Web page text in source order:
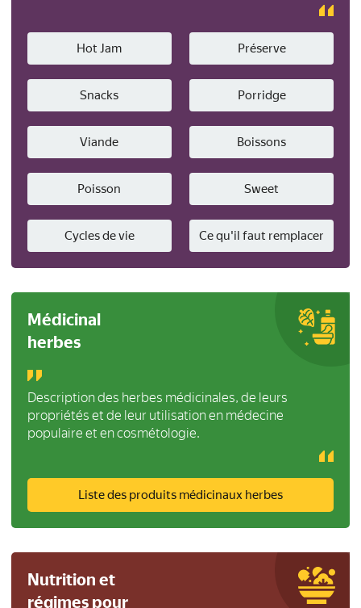
Hot Jam Préserve
Snacks Porridge
Viande Boissons
Poisson Sweet
Cycles de vie Ce qu'il faut remplacer
Médicinal
herbes
Description des herbes médicinales, de leurs
propriétés et de leur utilisation en médecine
populaire et en cosmétologie.
Liste des produits médicinaux herbes
Nutrition et
régimes pour